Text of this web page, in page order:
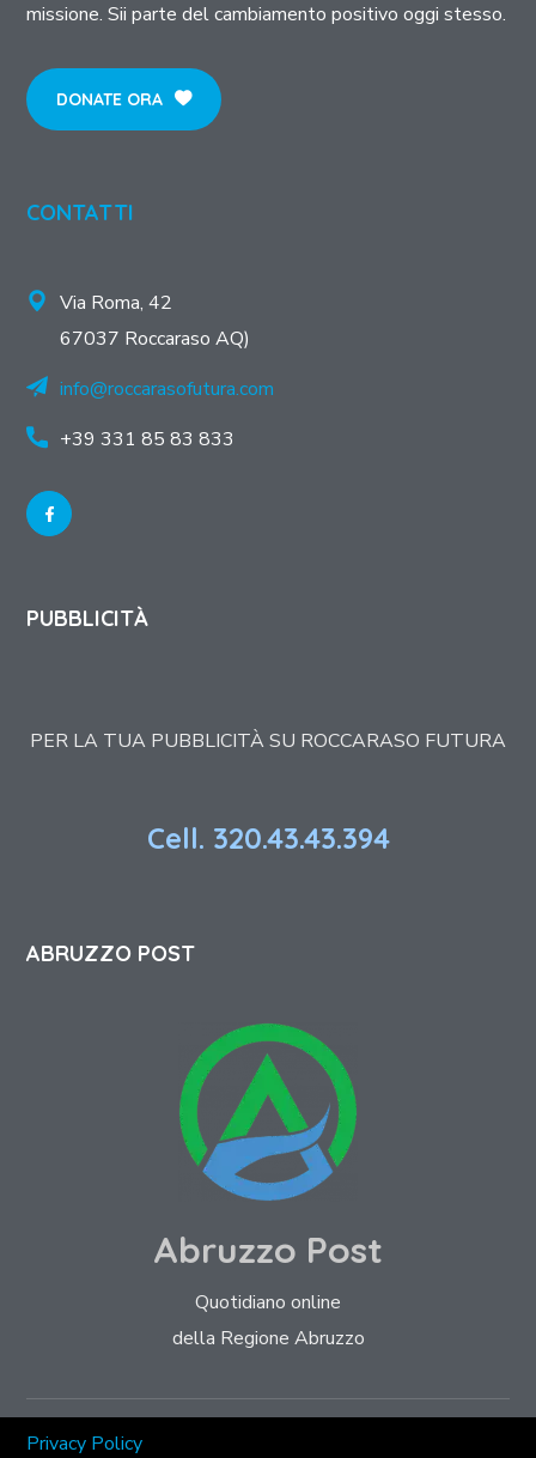
missione. Sii parte del cambiamento positivo oggi stesso.
DONATE ORA
CONTATTI
Via Roma, 42
67037 Roccaraso AQ)
info@roccarasofutura.com
+39 331 85 83 833
PUBBLICITÀ
PER LA TUA PUBBLICITÀ SU ROCCARASO FUTURA
Cell. 320.43.43.394
ABRUZZO POST
Abruzzo Post
Quotidiano online
della Regione Abruzzo
Privacy Policy